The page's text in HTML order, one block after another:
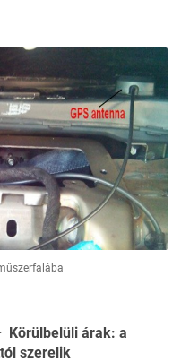
Körülbelüli árak: a
szerelik